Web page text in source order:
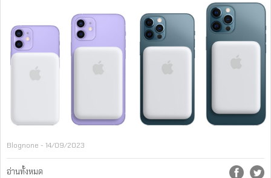
Blognone - 14/09/2023
อ่านทั้งหมด